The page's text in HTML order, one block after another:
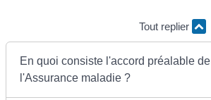
Tout replier
En quoi consiste l'accord préalable de
l'Assurance maladie ?